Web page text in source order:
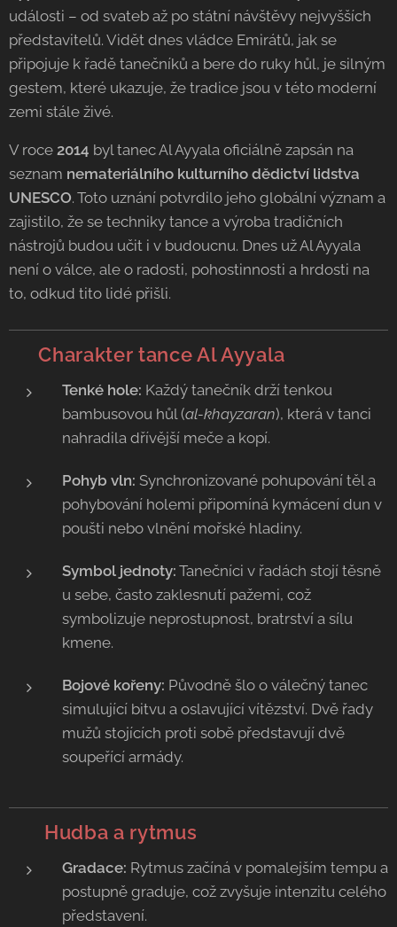
události – od svateb až po státní návštěvy nejvyšších
představitelů. Vidět dnes vládce Emirátů, jak se
připojuje k řadě tanečníků a bere do ruky hůl, je silným
gestem, které ukazuje, že tradice jsou v této moderní
zemi stále živé.
V roce 2014 byl tanec Al Ayyala oficiálně zapsán na
seznam nemateriálního kulturního dědictví lidstva
UNESCO. Toto uznání potvrdilo jeho globální význam a
zajistilo, že se techniky tance a výroba tradičních
nástrojů budou učit i v budoucnu. Dnes už Al Ayyala
není o válce, ale o radosti, pohostinnosti a hrdosti na
to, odkud tito lidé přišli.
💃 Charakter tance Al Ayyala
Tenké hole: Každý tanečník drží tenkou
bambusovou hůl (al-khayzaran), která v tanci
nahradila dřívější meče a kopí.
Pohyb vln: Synchronizované pohupování těl a
pohybování holemi připomíná kymácení dun v
poušti nebo vlnění mořské hladiny.
Symbol jednoty: Tanečníci v řadách stojí těsně
u sebe, často zaklesnutí pažemi, což
symbolizuje neprostupnost, bratrství a sílu
kmene.
Bojové kořeny: Původně šlo o válečný tanec
simulující bitvu a oslavující vítězství. Dvě řady
mužů stojících proti sobě představují dvě
soupeřící armády.
Hudba a rytmus
Gradace: Rytmus začíná v pomalejším tempu a
postupně graduje, což zvyšuje intenzitu celého
představení.